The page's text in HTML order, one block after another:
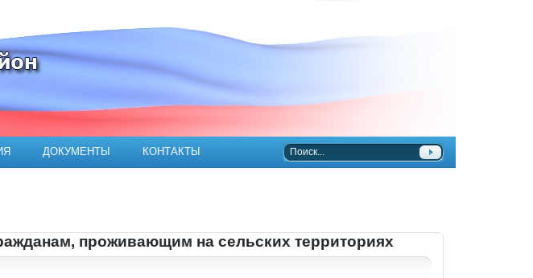
района
ДОКУМЕНТЫ КОНТАКТЫ
проживающим на сельских территориях